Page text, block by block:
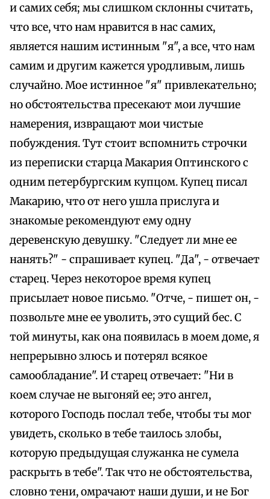
и самих себя; мы слишком склонны считать,
что все, что нам нравится в нас самих,
является нашим истинным "я", а все, что нам
самим и другим кажется уродливым, лишь
случайно. Мое истинное "я" привлекательно;
но обстоятельства пресекают мои лучшие
намерения, извращают мои чистые
побуждения. Тут стоит вспомнить строчки
из переписки старца Макария Оптинского с
одним петербургским купцом. Купец писал
Макарию, что от него ушла прислуга и
знакомые рекомендуют ему одну
деревенскую девушку. "Следует ли мне ее
нанять?" - спрашивает купец. "Да", - отвечает
старец. Через некоторое время купец
присылает новое письмо. "Отче, - пишет он, -
позвольте мне ее уволить, это сущий бес. С
той минуты, как она появилась в моем доме, я
непрерывно злюсь и потерял всякое
самообладание". И старец отвечает: "Ни в
коем случае не выгоняй ее; это ангел,
которого Господь послал тебе, чтобы ты мог
увидеть, сколько в тебе таилось злобы,
которую предыдущая служанка не сумела
раскрыть в тебе". Так что не обстоятельства,
словно тени, омрачают наши души, и не Бог